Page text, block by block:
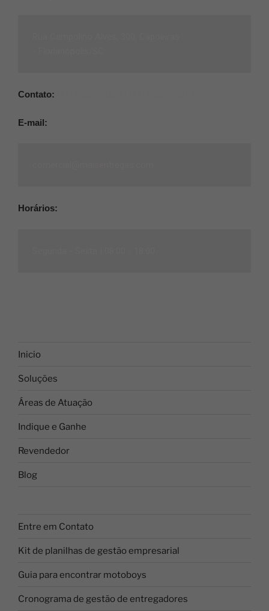
Contato:
E-mail:
Horários:
Inicio
Soluções
Áreas de Atuação
Indique e Ganhe
Revendedor
Blog
Entre em Contato
Kit de planilhas de gestão empresarial
Guia para encontrar motoboys
Cronograma de gestão de entregadores